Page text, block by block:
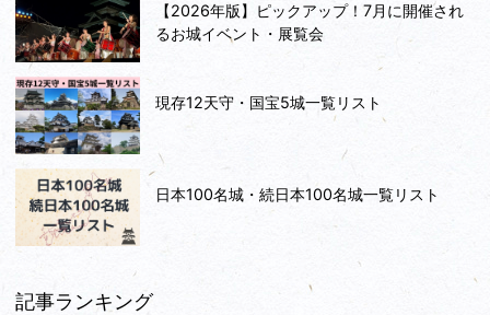
【2026年版】ピックアップ！7月に開催され
るお城イベント・展覧会
現存12天守・国宝5城一覧リスト
日本100名城・続日本100名城一覧リスト
記事ランキング